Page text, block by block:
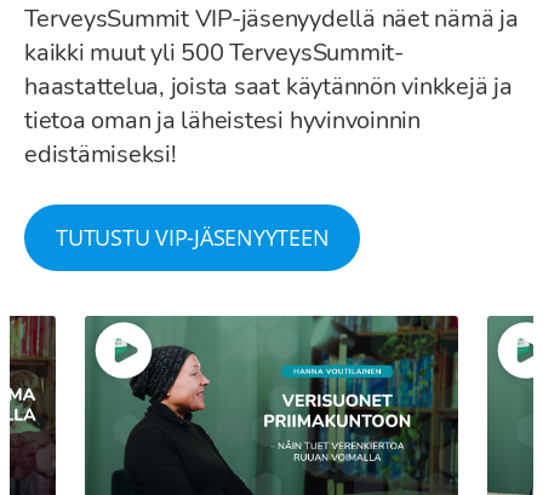
TerveysSummit VIP-jäsenyydellä näet nämä ja
kaikki muut yli 500 TerveysSummit-
haastattelua, joista saat käytännön vinkkejä ja
tietoa oman ja läheistesi hyvinvoinnin
edistämiseksi!
TUTUSTU VIP-JÄSENYYTEEN